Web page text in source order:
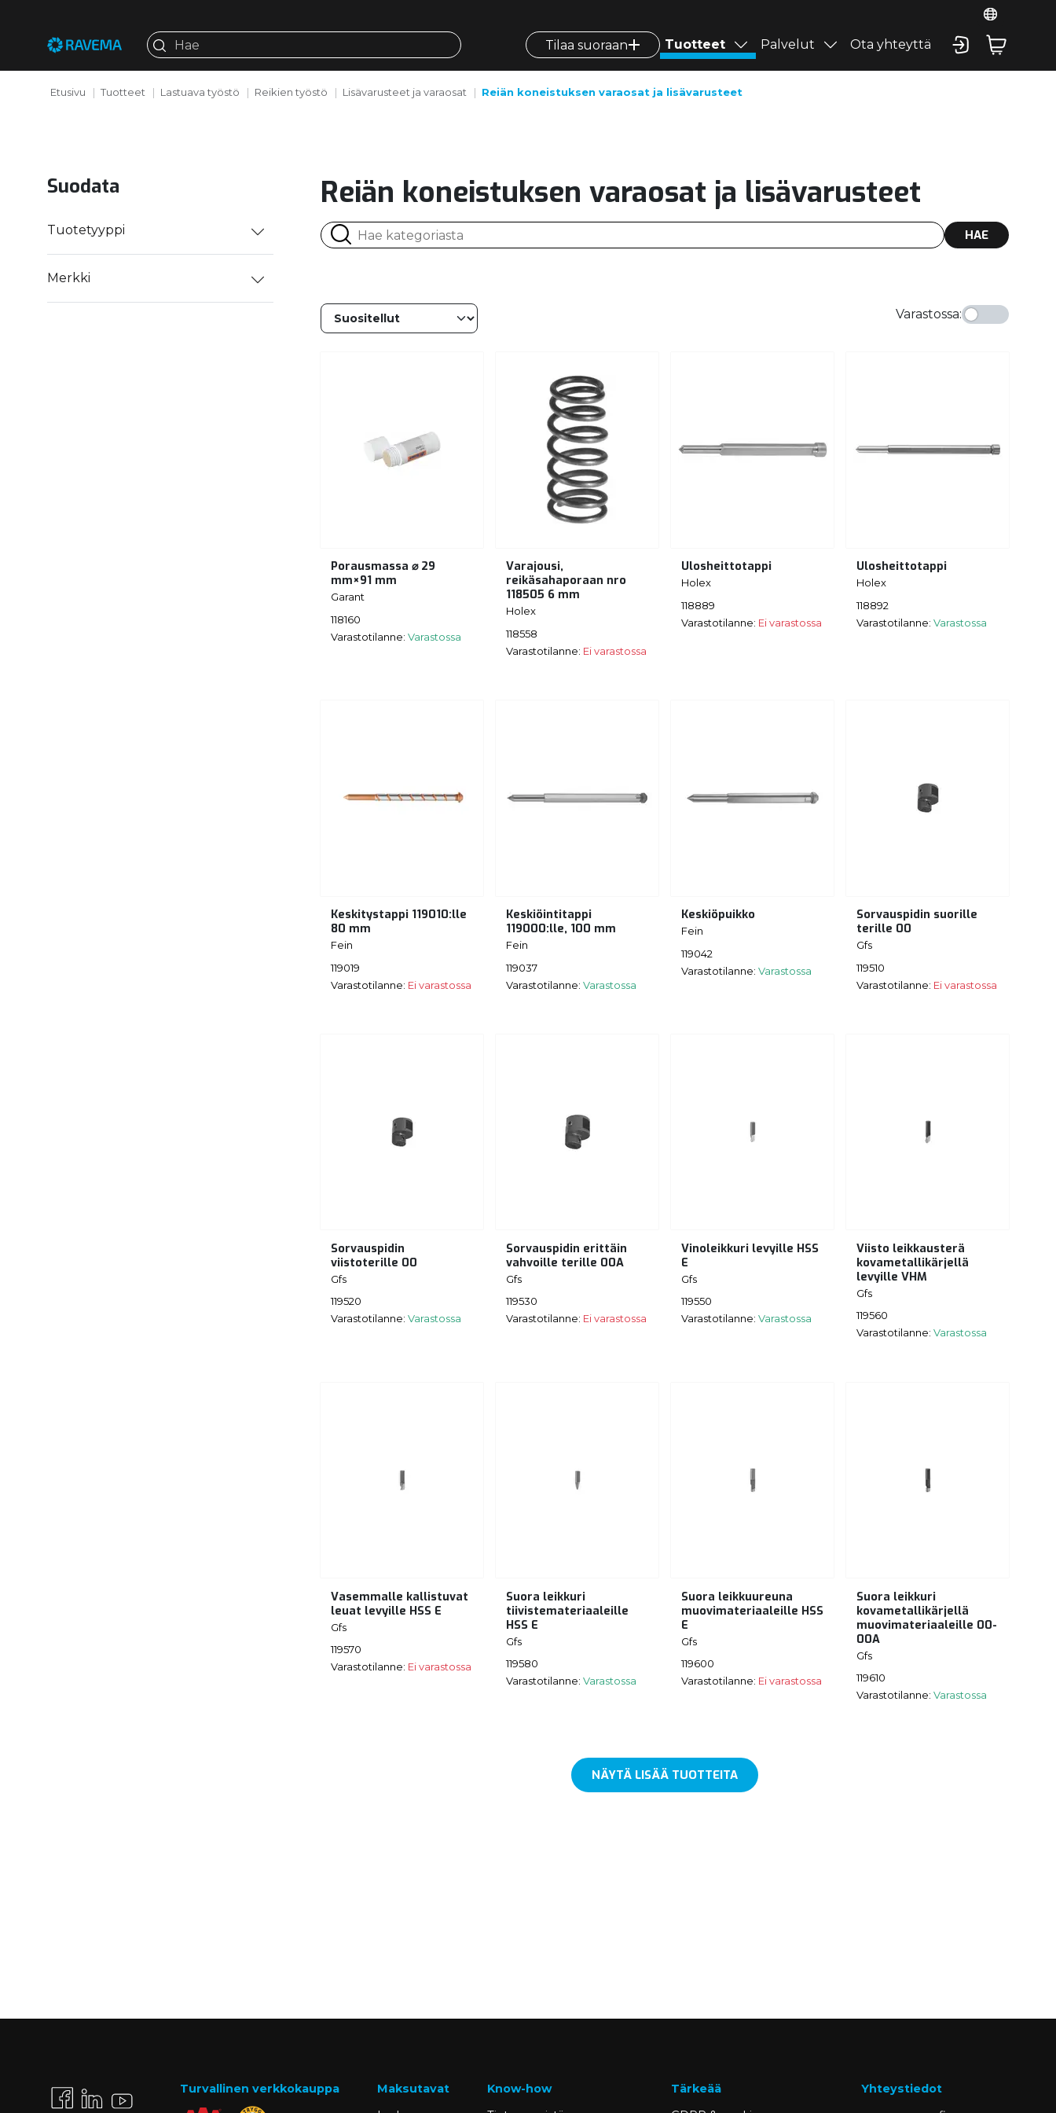
Tilaa suoraan Tuotteet Palvelut Ota yhteyttä
Etusivu Tuotteet Lastuava työstö Reikien työstö Lisävarusteet ja varaosat Reiän koneistuksen varaosat ja lisävarusteet
Suodata
Tuotetyyppi
Merkki
Reiän koneistuksen varaosat ja lisävarusteet
HAE
Varastossa:
Porausmassa ⌀ 29
mm×91 mm
Garant
118160
Varastotilanne: Varastossa
Varajousi,
reikäsahaporaan nro
118505 6 mm
Holex
118558
Varastotilanne: Ei varastossa
Ulosheittotappi
Holex
118889
Varastotilanne: Ei varastossa
Ulosheittotappi
Holex
118892
Varastotilanne: Varastossa
Keskitystappi 119010:lle
80 mm
Fein
119019
Varastotilanne: Ei varastossa
Keskiöintitappi
119000:lle, 100 mm
Fein
119037
Varastotilanne: Varastossa
Keskiöpuikko
Fein
119042
Varastotilanne: Varastossa
Sorvauspidin suorille
terille 00
Gfs
119510
Varastotilanne: Ei varastossa
Sorvauspidin
viistoterille 00
Gfs
119520
Varastotilanne: Varastossa
Sorvauspidin erittäin
vahvoille terille 00A
Gfs
119530
Varastotilanne: Ei varastossa
Vinoleikkuri levyille HSS
E
Gfs
119550
Varastotilanne: Varastossa
Viisto leikkausterä
kovametallikärjellä
levyille VHM
Gfs
119560
Varastotilanne: Varastossa
Vasemmalle kallistuvat
leuat levyille HSS E
Gfs
119570
Varastotilanne: Ei varastossa
Suora leikkuri
tiivistemateriaaleille
HSS E
Gfs
119580
Varastotilanne: Varastossa
Suora leikkuureuna
muovimateriaaleille HSS
E
Gfs
119600
Varastotilanne: Ei varastossa
Suora leikkuri
kovametallikärjellä
muovimateriaaleille 00-
00A
Gfs
119610
Varastotilanne: Varastossa
NÄYTÄ LISÄÄ TUOTTEITA
Turvallinen verkkokauppa
Maksutavat
Know-how
Tärkeää
Yhteystiedot